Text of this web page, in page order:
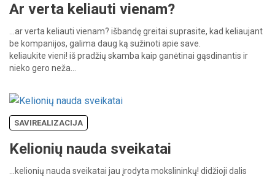
Ar verta keliauti vienam?
…arverta keliauti vienam? išbandęgreitai suprasite, kad keliaujant
be kompanijos, galimadaug ką sužinoti apie save.
keliaukite vieni! išpradžių skamba kaip ganėtinai gąsdinantis ir
nieko gero neža…
SAVIREALIZACIJA
Kelionių nauda sveikatai
…kelionių nauda sveikatai jau įrodyta mokslininkų! didžioji dalis